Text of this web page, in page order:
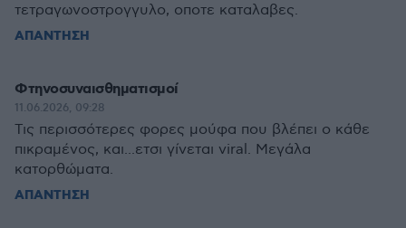
τετραγωνοστρογγυλο, οποτε καταλαβες.
ΑΠΑΝΤΗΣΗ
Φτηνοσυναισθηματισμοί
11.06.2026, 09:28
Τις περισσότερες φορες μούφα που βλέπει ο κάθε
πικραμένος, και...ετσι γίνεται viral. Μεγάλα
κατορθώματα.
ΑΠΑΝΤΗΣΗ